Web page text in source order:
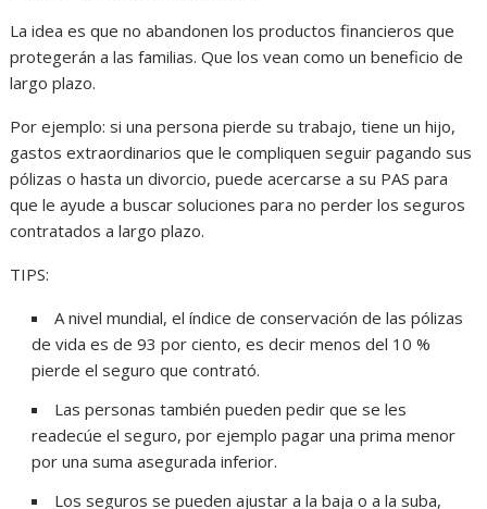
La idea es que no abandonen los productos financieros que
protegerán a las familias. Que los vean como un beneficio de
largo plazo.
Por ejemplo: si una persona pierde su trabajo, tiene un hijo,
gastos extraordinarios que le compliquen seguir pagando sus
pólizas o hasta un divorcio, puede acercarse a su PAS para
que le ayude a buscar soluciones para no perder los seguros
contratados a largo plazo.
TIPS:
A nivel mundial, el índice de conservación de las pólizas
de vida es de 93 por ciento, es decir menos del 10 %
pierde el seguro que contrató.
Las personas también pueden pedir que se les
readecúe el seguro, por ejemplo pagar una prima menor
por una suma asegurada inferior.
Los seguros se pueden ajustar a la baja o a la suba,